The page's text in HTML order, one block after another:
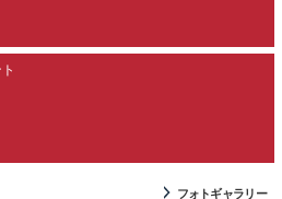
フォトギャラリー